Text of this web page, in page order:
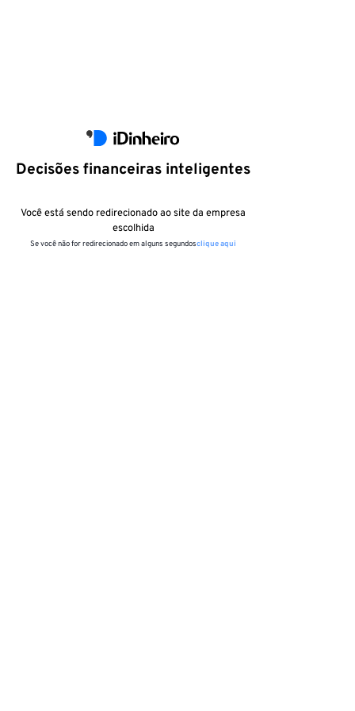
Decisões financeiras inteligentes
Você está sendo redirecionado ao site da empresa
escolhida
Se você não for redirecionado em alguns segundosclique aqui